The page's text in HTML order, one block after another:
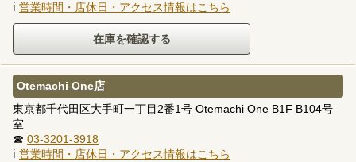
ℹ 営業時間・店休日・アクセス情報はこちら
Otemachi One店
東京都千代田区大手町一丁目2番1号 Otemachi One B1F B104号
室
☎ 03-3201-3918
ℹ 営業時間・店休日・アクセス情報はこちら